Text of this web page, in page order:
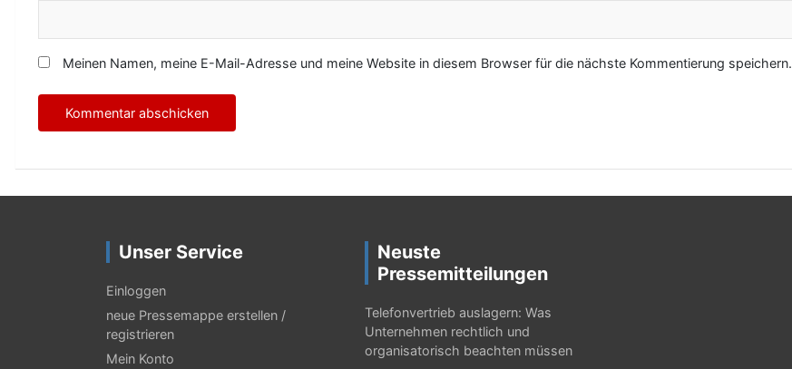
Meinen Namen, meine E-Mail-Adresse und meine Website in diesem Browser für die nächste Kommentierung speichern.
Unser Service
Einloggen
neue Pressemappe erstellen /
registrieren
Mein Konto
Neuste
Pressemitteilungen
Telefonvertrieb auslagern: Was
Unternehmen rechtlich und
organisatorisch beachten müssen